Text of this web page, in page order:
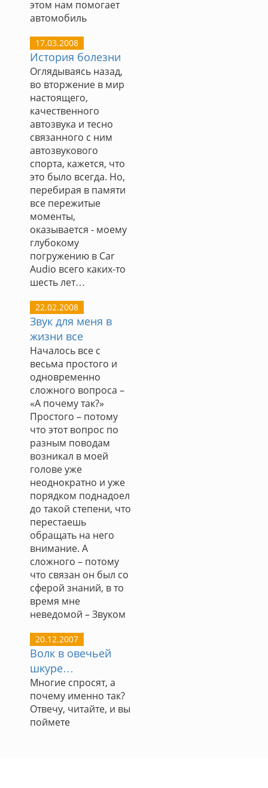
этом нам помогает
автомобиль
17.03.2008
История болезни
Оглядываясь назад,
во вторжение в мир
настоящего,
качественного
автозвука и тесно
связанного с ним
автозвукового
спорта, кажется, что
это было всегда. Но,
перебирая в памяти
все пережитые
моменты,
оказывается - моему
глубокому
погружению в Car
Audio всего каких-то
шесть лет…
22.02.2008
Звук для меня в
жизни все
Началось все с
весьма простого и
одновременно
сложного вопроса –
«А почему так?»
Простого – потому
что этот вопрос по
разным поводам
возникал в моей
голове уже
неоднократно и уже
порядком поднадоел
до такой степени, что
перестаешь
обращать на него
внимание. А
сложного – потому
что связан он был со
сферой знаний, в то
время мне
неведомой – Звуком
20.12.2007
Волк в овечьей
шкуре…
Многие спросят, а
почему именно так?
Отвечу, читайте, и вы
поймете